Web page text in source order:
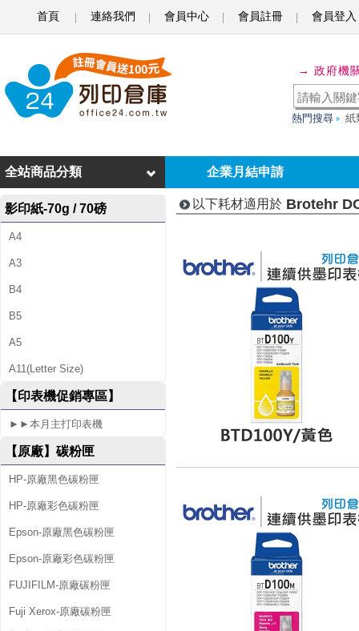
首頁 連絡我們 會員中心 會員註冊 會員登入
o
e
h
r
D
C
3
0
→ 政府機
熱門搜尋 紙
企業月結申請
全站商品分類
影印紙-70g / 70磅
A4
A3
B4
B5
A5
A11(Letter Size)
【印表機促銷專區】
►►本月主打印表機
【原廠】碳粉匣
HP-原廠黑色碳粉匣
HP-原廠彩色碳粉匣
Epson-原廠黑色碳粉匣
Epson-原廠彩色碳粉匣
FUJIFILM-原廠碳粉匣
Fuji Xerox-原廠碳粉匣
以下耗材適用於 Brotehr